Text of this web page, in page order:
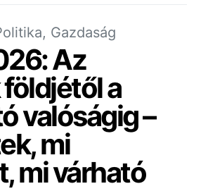
Gazdaság
Az
a
valóságig –
mi
mi várható